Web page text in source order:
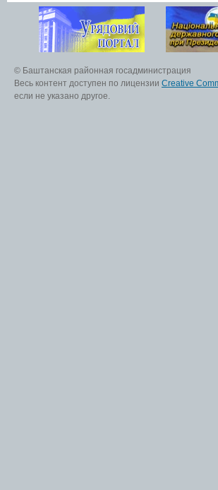
© Баштанская районная госадминистрация
Весь контент доступен по лицензии Creative
если не указано другое.